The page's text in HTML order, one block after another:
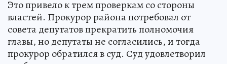
Это привело к трем проверкам со стороны
властей. Прокурор района потребовал от
совета депутатов прекратить полномочия
главы, но депутаты не согласились, и тогда
прокурор обратился в суд. Суд удовлетворил